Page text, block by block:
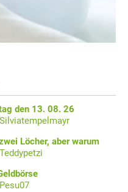
den 13. 08. 26
Silviatempelmayr
Löcher, aber warum
Teddypetzi
Pesu07